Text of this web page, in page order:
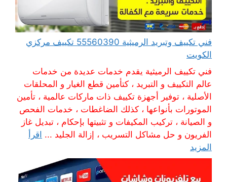
فني تكييف وتبريد الرميثية 55560390 تكييف مركزي
الكويت
فني تكييف الرميثية يقدم خدمات عديدة من خدمات
عالم التكييف و التبريد ، كتأمين قطع الغيار و المحلقات
الأصلية ، توفير أجهزة تكييف ذات ماركات عالمية ، تأمين
الموتورات بأنواعها ، كذلك الضاغطات ، خدمات الفحص
و الصيانة ، تركيب المكيفات و تثبيتها بإحكام ، تبديل غاز
الفريون و حل مشاكل التسريب ، إزالة الجليد ... اقرأ
المزيد